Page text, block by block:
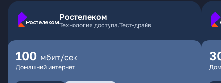
Ростелеком
Технология доступа.Тест-драйв
100 мбит/сек
Домашний интернет